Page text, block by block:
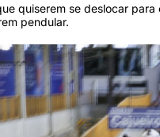
quiserem se deslocar
pendular.